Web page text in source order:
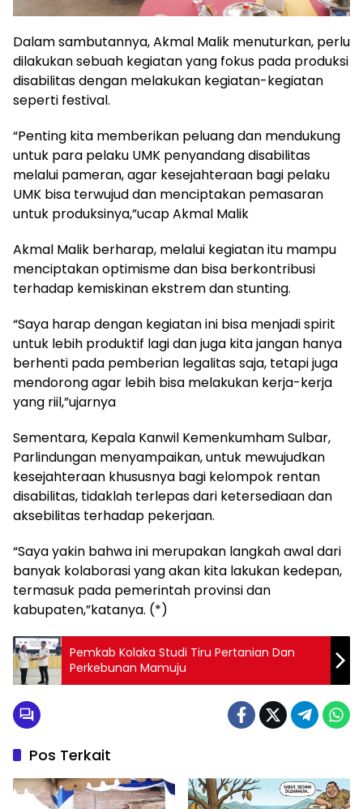
Dalam sambutannya, Akmal Malik menuturkan, perlu
dilakukan sebuah kegiatan yang fokus pada produksi
disabilitas dengan melakukan kegiatan-kegiatan
seperti festival.
“Penting kita memberikan peluang dan mendukung
untuk para pelaku UMK penyandang disabilitas
melalui pameran, agar kesejahteraan bagi pelaku
UMK bisa terwujud dan menciptakan pemasaran
untuk produksinya,”ucap Akmal Malik
Akmal Malik berharap, melalui kegiatan itu mampu
menciptakan optimisme dan bisa berkontribusi
terhadap kemiskinan ekstrem dan stunting.
“Saya harap dengan kegiatan ini bisa menjadi spirit
untuk lebih produktif lagi dan juga kita jangan hanya
berhenti pada pemberian legalitas saja, tetapi juga
mendorong agar lebih bisa melakukan kerja-kerja
yang riil,”ujarnya
Sementara, Kepala Kanwil Kemenkumham Sulbar,
Parlindungan menyampaikan, untuk mewujudkan
kesejahteraan khususnya bagi kelompok rentan
disabilitas, tidaklah terlepas dari ketersediaan dan
aksebilitas terhadap pekerjaan.
“Saya yakin bahwa ini merupakan langkah awal dari
banyak kolaborasi yang akan kita lakukan kedepan,
termasuk pada pemerintah provinsi dan
kabupaten,”katanya. (*)
Pemkab Kolaka Studi Tiru Pertanian Dan
Perkebunan Mamuju
Pos Terkait